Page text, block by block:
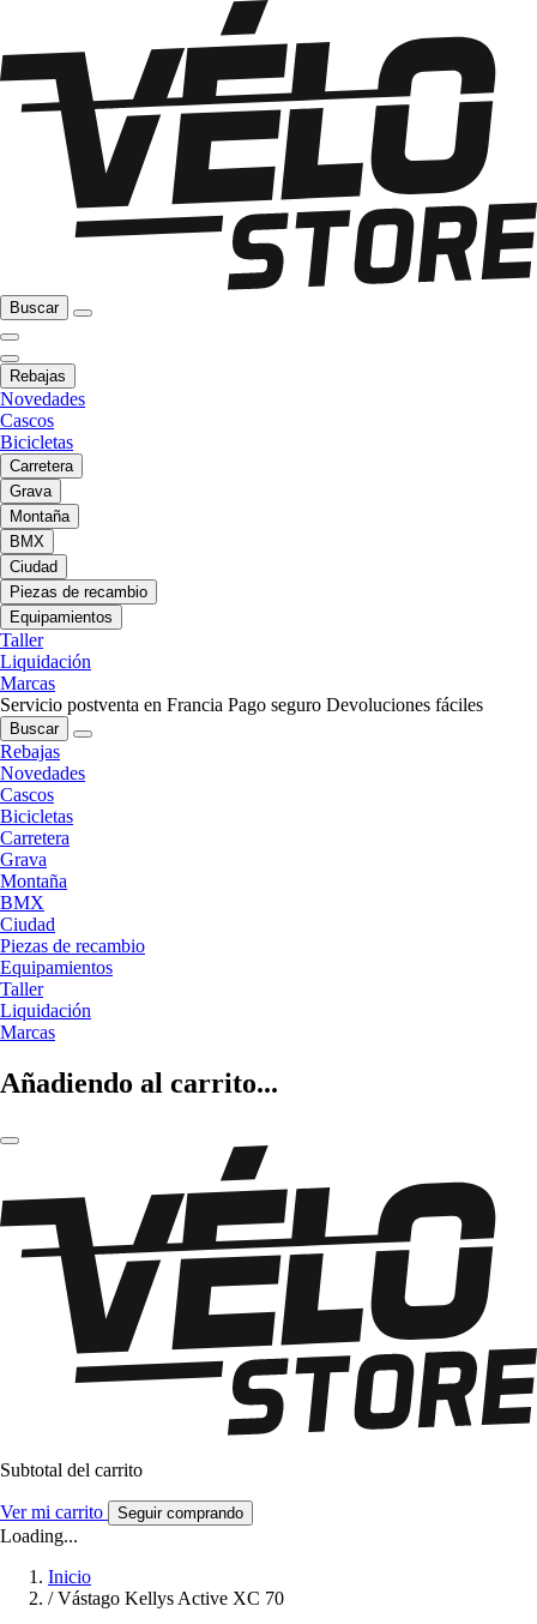
Buscar
Rebajas
Novedades
Cascos
Bicicletas
Carretera
Grava
Montaña
BMX
Ciudad
Piezas de recambio
Equipamientos
Taller
Liquidación
Marcas
Servicio postventa en Francia Pago seguro Devoluciones fáciles
Buscar
Rebajas
Novedades
Cascos
Bicicletas
Carretera
Grava
Montaña
BMX
Ciudad
Piezas de recambio
Equipamientos
Taller
Liquidación
Marcas
Añadiendo al carrito...
Subtotal del carrito
Ver mi carrito Seguir comprando
Loading...
Inicio
/ Vástago Kellys Active XC 70